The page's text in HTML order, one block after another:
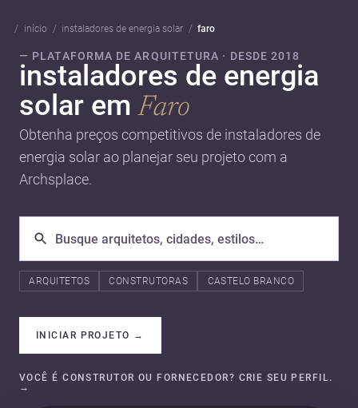
início instaladores de energia solar faro
— PLATAFORMA DE ARQUITETURA · DESDE 2018
instaladores de energia
solar emFaro
Obtenha preços competitivos de instaladores de
energia solar ao planejar seu projeto com a
Archsplace.
ARQUITETOS CONSTRUTORAS CASTELO BRANCO
INICIAR PROJETO →
VOCÊ É CONSTRUTOR OU FORNECEDOR? CRIE SEU PERFIL.
→